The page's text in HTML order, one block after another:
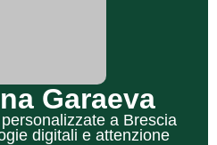
Garaeva
a Brescia
digitali e attenzione